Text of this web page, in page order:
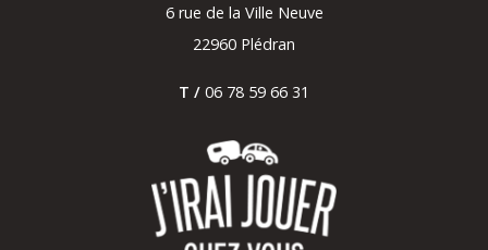
6 rue de la Ville Neuve
22960 Plédran
T / 06 78 59 66 31